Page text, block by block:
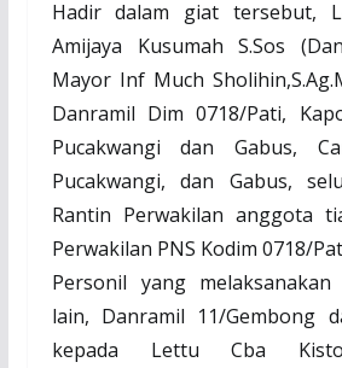
Hadir dalam giat tersebut,
Amijaya Kusumah S.Sos
Mayor Inf Much
Danramil Dim 0718/Pati,
Pucakwangi dan Gabus,
Pucakwangi, dan Gabus,
Rantin Perwakilan anggota
Perwakilan PNS Kodim 0718/
Personil yang
lain, Danramil 11/Gembong
kepada Lettu Cba